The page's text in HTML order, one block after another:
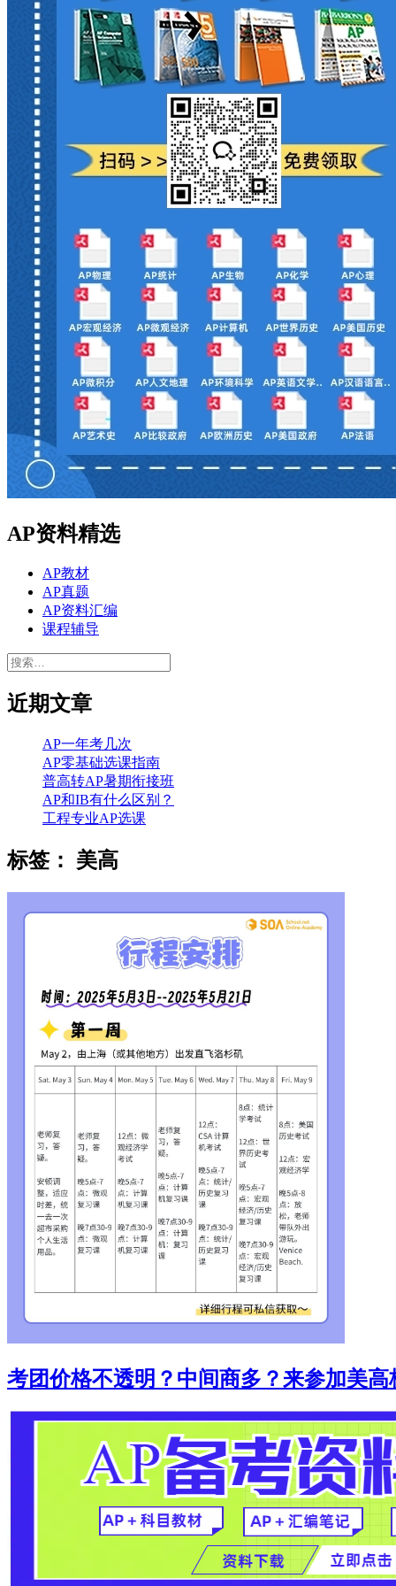
AP资料精选
AP教材
AP真题
AP资料汇编
课程辅导
搜
近期文章
AP一年考几次
AP零基础选课指南
普高转AP暑期衔接班
AP和IB有什么区别？
工程专业AP选课
标签： 美高
考团价格不透明？中间商多？来参加美